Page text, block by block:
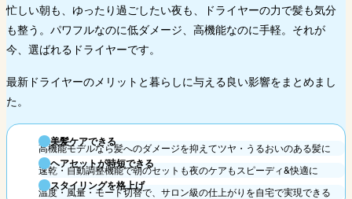
忙しい朝も、ゆったり過ごしたい夜も、ドライヤーの力で髪も気分
も整う。パワフルなのに低ダメージ、高機能なのに手軽。それが
今、選ばれるドライヤーです。
最新ドライヤーのメリットと暮らしに与える良い影響をまとめまし
た。
美髪ケアできる
高機能モデルなら髪へのダメージを抑えてツヤ・うるおいのある髪に
ヘアセットが時短できる
速乾・自動調整機能で朝のセットも夜のケアもスピーディ&快適に
スタイリングを格上げ
温度・風量・モード切替で、サロン級の仕上がりを自宅で実現できる